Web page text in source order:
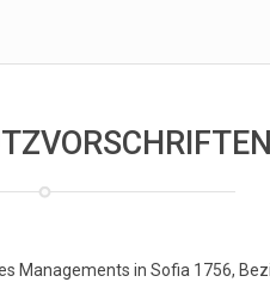
Managements in Sofia 1756,